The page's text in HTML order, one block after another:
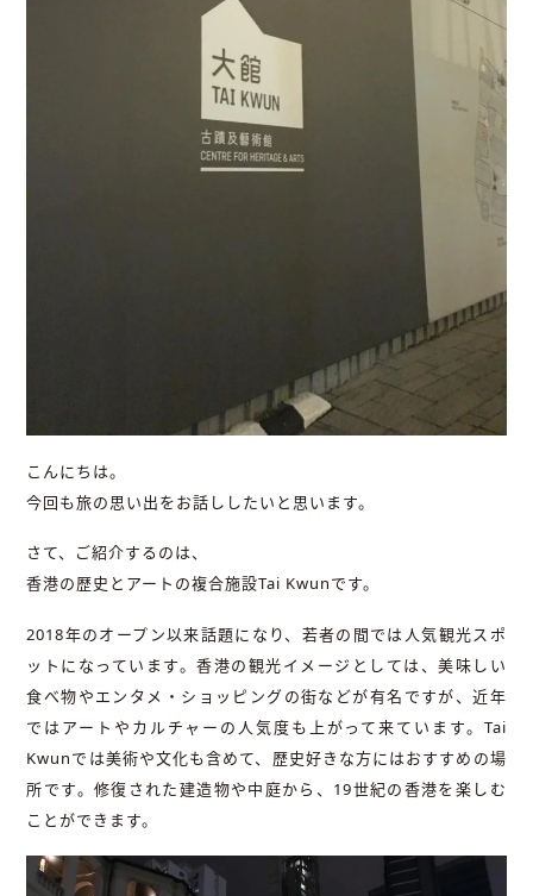
こんにちは。
今回も旅の思い出をお話ししたいと思います。
さて、ご紹介するのは、
香港の歴史とアートの複合施設Tai Kwunです。
2018年のオープン以来話題になり、若者の間では人気観光スポ
ットになっています。香港の観光イメージとしては、美味しい
食べ物やエンタメ・ショッピングの街などが有名ですが、近年
ではアートやカルチャーの人気度も上がって来ています。Tai
Kwunでは美術や文化も含めて、歴史好きな方にはおすすめの場
所です。修復された建造物や中庭から、19世紀の香港を楽しむ
ことができます。